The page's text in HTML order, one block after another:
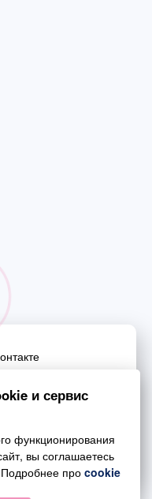
звонок
и сервис
функционирования
вы соглашаетесь
про cookie